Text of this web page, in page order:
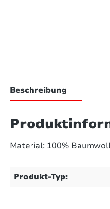
Beschreibung
Material: 100%
Produkt-Typ: